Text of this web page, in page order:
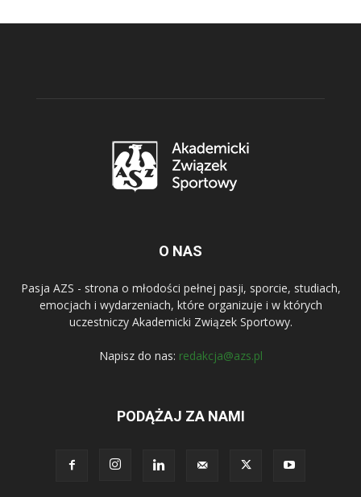
O NAS
Pasja AZS - strona o młodości pełnej pasji, sporcie, studiach,
emocjach i wydarzeniach, które organizuje i w których
uczestniczy Akademicki Związek Sportowy.
Napisz do nas: redakcja@azs.pl
PODĄŻAJ ZA NAMI